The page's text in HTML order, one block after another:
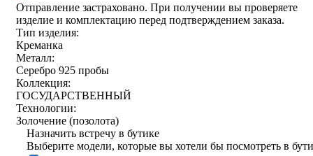
Отправление застраховано. При получении вы проверяете
изделие и комплектацию перед подтверждением заказа.
Тип изделия:
Креманка
Металл:
Серебро 925 пробы
Коллекция:
ГОСУДАРСТВЕННЫЙ
Технологии:
Золочение (позолота)
Назначить встречу в бутике
Выберите модели, которые вы хотели бы посмотреть в